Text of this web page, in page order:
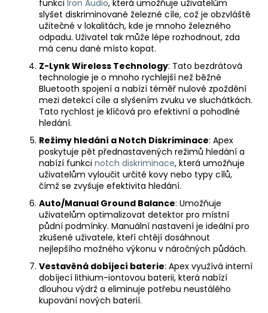
funkci Iron Audio, která umožňuje uživatelům
slyšet diskriminované železné cíle, což je obzvláště
užitečné v lokalitách, kde je mnoho železného
odpadu. Uživatel tak může lépe rozhodnout, zda
má cenu dané místo kopat.
Z-Lynk Wireless Technology: Tato bezdrátová
technologie je o mnoho rychlejší než běžné
Bluetooth spojení a nabízí téměř nulové zpoždění
mezi detekcí cíle a slyšením zvuku ve sluchátkách.
Tato rychlost je klíčová pro efektivní a pohodlné
hledání.
Režimy hledání a Notch Diskriminace: Apex
poskytuje pět přednastavených režimů hledání a
nabízí funkci notch diskriminace, která umožňuje
uživatelům vyloučit určité kovy nebo typy cílů,
čímž se zvyšuje efektivita hledání.
Auto/Manual Ground Balance: Umožňuje
uživatelům optimalizovat detektor pro místní
půdní podmínky. Manuální nastavení je ideální pro
zkušené uživatele, kteří chtějí dosáhnout
nejlepšího možného výkonu v náročných půdách.
Vestavěná dobíjecí baterie: Apex využívá interní
dobíjecí lithium-iontovou baterii, která nabízí
dlouhou výdrž a eliminuje potřebu neustálého
kupování nových baterií.